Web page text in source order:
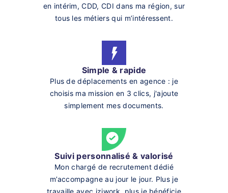
en intérim, CDD, CDI dans ma région, sur
tous les métiers qui m’intéressent.
Simple & rapide
Plus de déplacements en agence : je
choisis ma mission en 3 clics, j'ajoute
simplement mes documents.
Suivi personnalisé & valorisé
Mon chargé de recrutement dédié
m’accompagne au jour le jour. Plus je
travaille avec iziwork, plus je bénéficie